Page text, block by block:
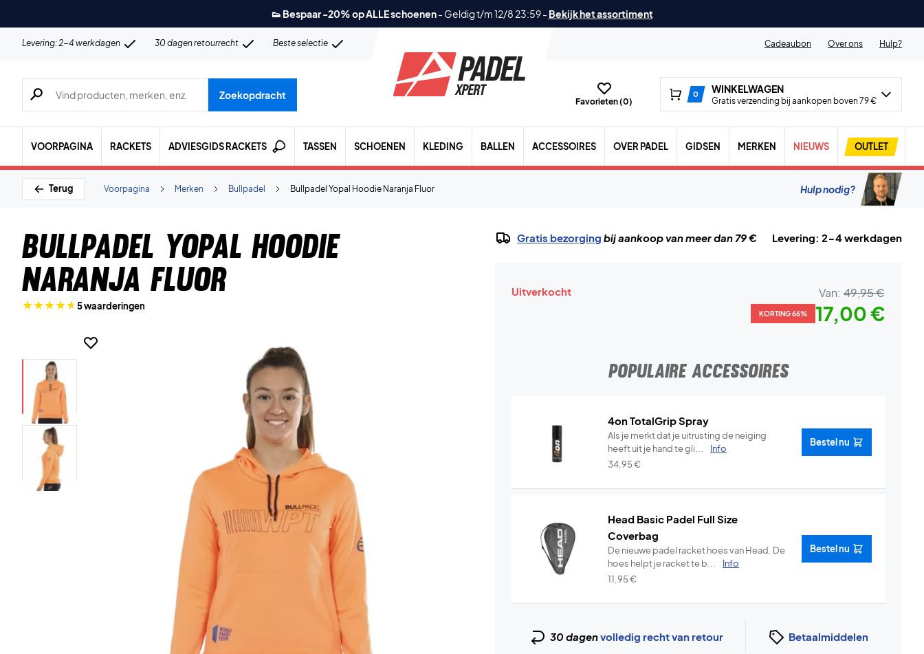
👟 Bespaar -20% op ALLE schoenen- Geldig t/m 12/8 23:59- Bekijk het assortiment
Levering: 2-4 werkdagen 30 dagen retourrecht Beste selectie Cadeaubon Over ons Hulp?
Zoeken naar producten, merken etc.
Zoekopdracht
Favorieten (0)
0 WINKELWAGEN
Gratis verzending bij aankopen boven 79 €
VOORPAGINA RACKETS ADVIESGIDS RACKETS TASSEN SCHOENEN KLEDING BALLEN ACCESSOIRES OVER PADEL GIDSEN MERKEN NIEUWS OUTLET
Terug Bullpadel Yopal Hoodie Naranja Fluor
Bullpadel
Merken
Voorpagina Hulp nodig?
Bullpadel Yopal Hoodie
Naranja Fluor
5 waarderingen
Gratis bezorging bij aankoop van meer dan 79 € Levering: 2-4 werkdagen
Uitverkocht Van: 49,95 €
KORTING 66% 17,00 €
POPULAIRE ACCESSOIRES
4on TotalGrip Spray
Als je merkt dat je uitrusting de neiging
heeft uit je hand te gli...
Info
34,95€
Bestel nu
Head Basic Padel Full Size
Coverbag
De nieuwe padel racket hoes van Head. De
hoes helpt je racket te b...
Info
11,95€
Bestel nu
30 dagenvolledig recht van retour Betaalmiddelen